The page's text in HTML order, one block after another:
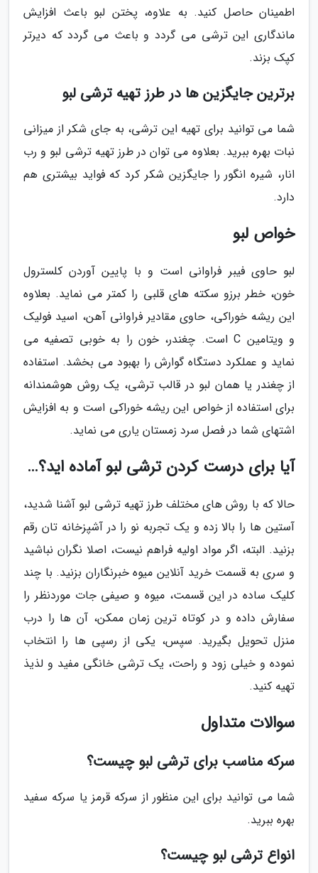
اطمینان حاصل کنید. به علاوه، پختن لبو باعث افزایش
ماندگاری این ترشی می گردد و باعث می گردد که دیرتر
کپک بزند.
برترین جایگزین ها در طرز تهیه ترشی لبو
شما می توانید برای تهیه این ترشی، به جای شکر از میزانی
نبات بهره ببرید. بعلاوه می توان در طرز تهیه ترشی لبو و رب
انار، شیره انگور را جایگزین شکر کرد که فواید بیشتری هم
دارد.
خواص لبو
لبو حاوی فیبر فراوانی است و با پایین آوردن کلسترول
خون، خطر برزو سکته های قلبی را کمتر می نماید. بعلاوه
این ریشه خوراکی، حاوی مقادیر فراوانی آهن، اسید فولیک
و ویتامین C است. چغندر، خون را به خوبی تصفیه می
نماید و عملکرد دستگاه گوارش را بهبود می بخشد. استفاده
از چغندر یا همان لبو در قالب ترشی، یک روش هوشمندانه
برای استفاده از خواص این ریشه خوراکی است و به افزایش
اشتهای شما در فصل سرد زمستان یاری می نماید.
آیا برای درست کردن ترشی لبو آماده اید؟…
حالا که با روش های مختلف طرز تهیه ترشی لبو آشنا شدید،
آستین ها را بالا زده و یک تجربه نو را در آشپزخانه تان رقم
بزنید. البته، اگر مواد اولیه فراهم نیست، اصلا نگران نباشید
و سری به قسمت خرید آنلاین میوه خبرنگاران بزنید. با چند
کلیک ساده در این قسمت، میوه و صیفی جات موردنظر را
سفارش داده و در کوتاه ترین زمان ممکن، آن ها را درب
منزل تحویل بگیرید. سپس، یکی از رسپی ها را انتخاب
نموده و خیلی زود و راحت، یک ترشی خانگی مفید و لذیذ
تهیه کنید.
سوالات متداول
سرکه مناسب برای ترشی لبو چیست؟
شما می توانید برای این منظور از سرکه قرمز یا سرکه سفید
بهره ببرید.
انواع ترشی لبو چیست؟